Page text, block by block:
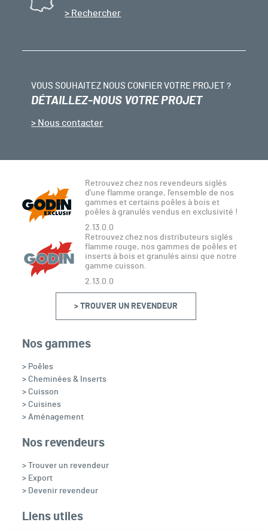
Rechercher
VOUS SOUHAITEZ NOUS CONFIER VOTRE PROJET ?
DÉTAILLEZ-NOUS VOTRE PROJET
Nous contacter
Retrouvez chez nos revendeurs siglés
d’une flamme orange, l’ensemble de nos
gammes et certains poêles à bois et
poêles à granulés vendus en exclusivité !
2.13.0.0
Retrouvez chez nos distributeurs siglés
flamme rouge, nos gammes de poêles et
inserts à bois et granulés ainsi que notre
gamme cuisson.
2.13.0.0
> TROUVER UN REVENDEUR
Nos gammes
> Poêles
> Cheminées & Inserts
> Cuisson
> Cuisines
> Aménagement
Nos revendeurs
> Trouver un revendeur
> Export
> Devenir revendeur
Liens utiles